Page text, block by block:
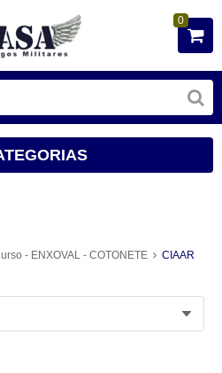
0
- ENXOVAL - COTONETE CIAAR